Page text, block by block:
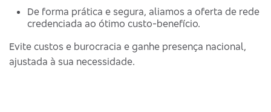
De forma prática e segura, aliamos a oferta de rede
credenciada ao ótimo custo-benefício.
Evite custos e burocracia e ganhe presença nacional,
ajustada à sua necessidade.